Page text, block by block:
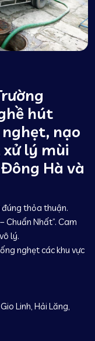
hút
nạo
xử lý mùi
Hà và
thỏa thuận.
Nhất”. Cam
lý.
nghẹt các khu vực
Linh, Hải Lăng,